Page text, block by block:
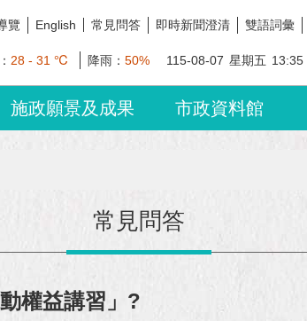
覽 English 常見問答 即時新聞澄清 雙語詞彙
28 - 31 ℃ 降雨： 50% 115-08-07 星期五 13:35
施政願景及成果 市政資料館
常見問答
權益講習」?